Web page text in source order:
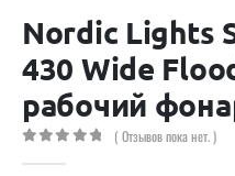
Nordic Lights
430 Wide
рабочий
( Отзывов пока нет. )